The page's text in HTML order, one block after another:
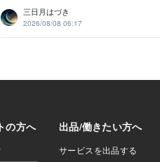
三日月はづき
2026/08/08 06:17